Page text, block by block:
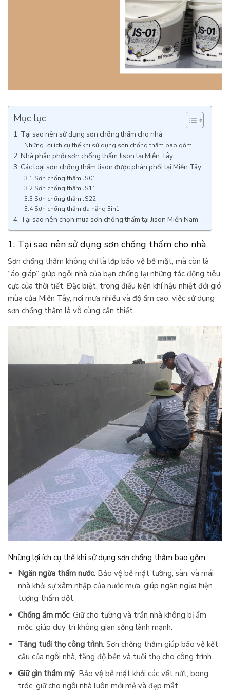
Mục lục
1. Tại sao nên sử dụng sơn chống thấm cho nhà
Những lợi ích cụ thể khi sử dụng sơn chống thấm bao gồm:
2. Nhà phân phối sơn chống thấm Jison tại Miền Tây
3. Các loại sơn chống thấm Jison được phân phối tại Miền Tây
3.1 Sơn chống thấm JS01
3.2 Sơn chống thấm JS11
3.3 Sơn chống thấm JS22
3.4 Sơn chống thấm đa năng 3in1
4. Tại sao nên chọn mua sơn chống thấm tại Jison Miền Nam
1. Tại sao nên sử dụng sơn chống thấm cho nhà
Sơn chống thấm không chỉ là lớp bảo vệ bề mặt, mà còn là
“áo giáp” giúp ngôi nhà của bạn chống lại những tác động tiêu
cực của thời tiết. Đặc biệt, trong điều kiện khí hậu nhiệt đới gió
mùa của Miền Tây, nơi mưa nhiều và độ ẩm cao, việc sử dụng
sơn chống thấm là vô cùng cần thiết.
Những lợi ích cụ thể khi sử dụng sơn chống thấm bao gồm:
Ngăn ngừa thấm nước: Bảo vệ bề mặt tường, sàn, và mái
nhà khỏi sự xâm nhập của nước mưa, giúp ngăn ngừa hiện
tượng thấm dột.
Chống ẩm mốc: Giữ cho tường và trần nhà không bị ẩm
mốc, giúp duy trì không gian sống lành mạnh.
Tăng tuổi thọ công trình: Sơn chống thấm giúp bảo vệ kết
cấu của ngôi nhà, tăng độ bền và tuổi thọ cho công trình.
Giữ gìn thẩm mỹ: Bảo vệ bề mặt khỏi các vết nứt, bong
tróc, giữ cho ngôi nhà luôn mới mẻ và đẹp mắt.